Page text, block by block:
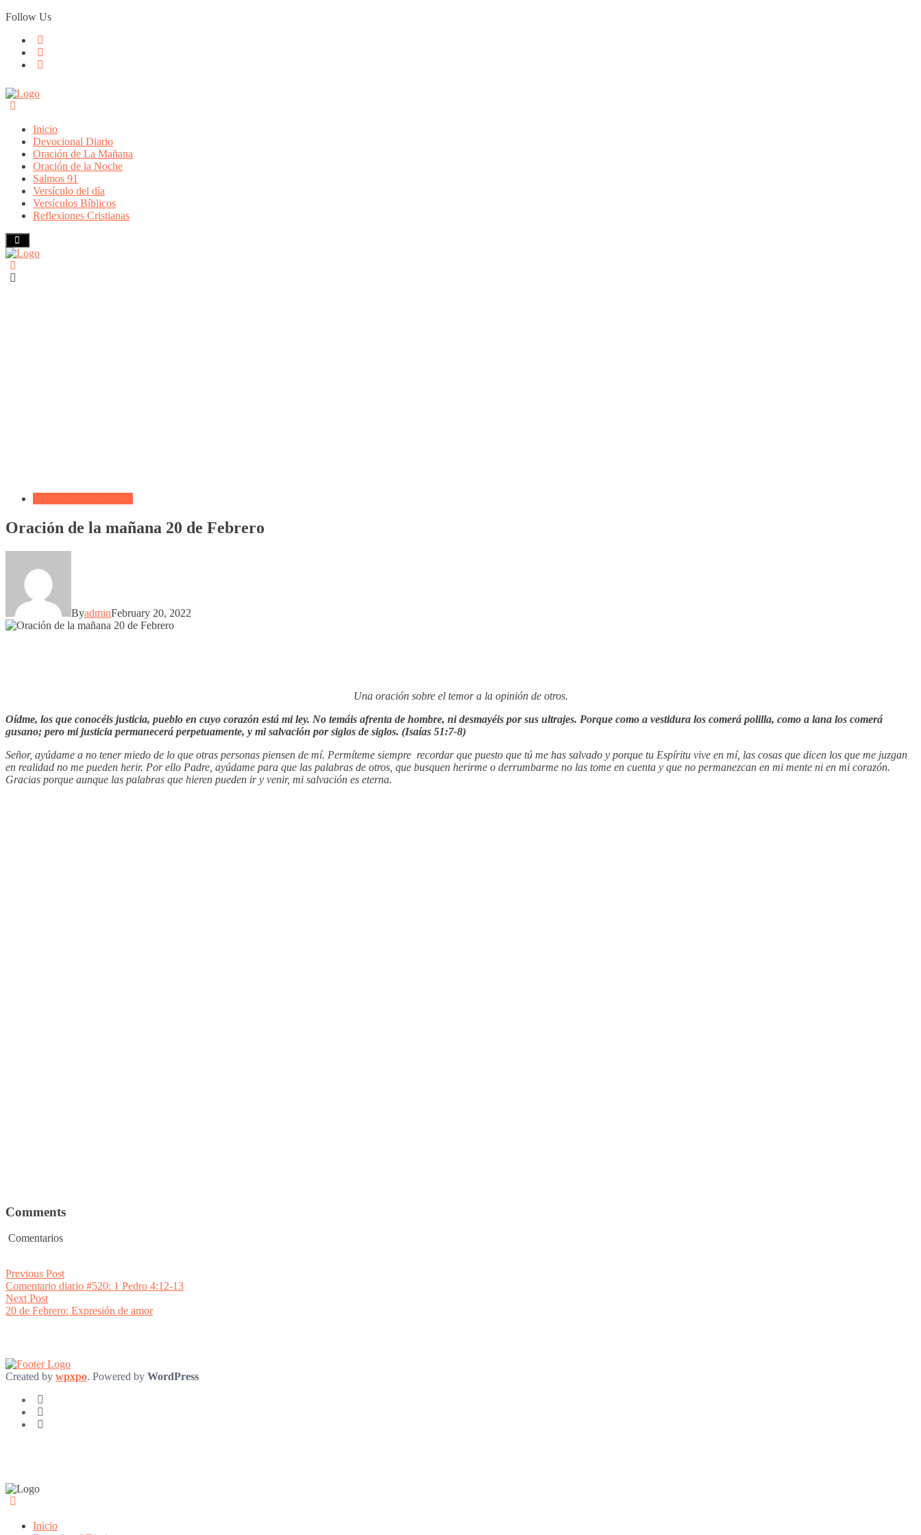
Skip
to
Follow Us
Inicio
Devocional Diario
Oración de La Mañana
Oración de la Noche
Salmos 91
Versículo del día
Versículos Bíblicos
Reflexiones Cristianas
Oración de la mañana 20 de Febrero
ByadminFebruary 20, 2022
Una oración sobre el temor a la opinión de otros.
Oídme, los que conocéis justicia, pueblo en cuyo corazón está mi ley. No temáis afrenta de hombre, ni desmayéis por sus ultrajes. Porque como a vestidura los comerá polilla, como a lana los comerá
gusano; pero mi justicia permanecerá perpetuamente, y mi salvación por siglos de siglos. (Isaías 51:7-8)
Señor, ayúdame a no tener miedo de lo que otras personas piensen de mí. Permíteme siempre recordar que puesto que tú me has salvado y porque tu Espíritu vive en mí, las cosas que dicen los que me juzgan
en realidad no me pueden herir. Por ello Padre, ayúdame para que las palabras de otros, que busquen herirme o derrumbarme no las tome en cuenta y que no permanezcan en mi mente ni en mi corazón.
Gracias porque aunque las palabras que hieren pueden ir y venir, mi salvación es eterna.
Comments
Comentarios
Post
navigation
Previous PostPrevious
post:
Comentario diario #520: 1 Pedro 4:12-13
Next PostNext
post:
20 de Febrero: Expresión de amor
Created by wpxpo. Powered by WordPress
Inicio